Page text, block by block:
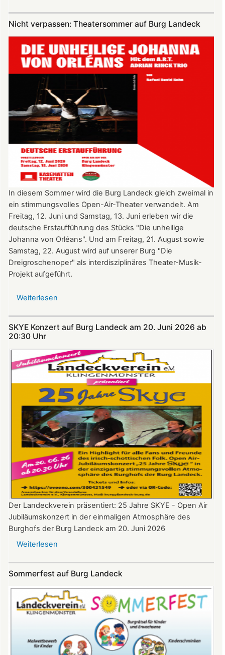
4.
2026
nach
Freiburg
Nicht verpassen: Theatersommer auf Burg Landeck
In diesem Sommer wird die Burg Landeck gleich zweimal in
ein stimmungsvolles Open-Air-Theater verwandelt. Am
Freitag, 12. Juni und Samstag, 13. Juni erleben wir die
deutsche Erstaufführung des Stücks "Die unheilige
Johanna von Orléans". Und am Freitag, 21. August sowie
Samstag, 22. August wird auf unserer Burg "Die
Dreigroschenoper" als interdisziplinäres Theater-Musik-
Projekt aufgeführt.
Weiterlesen
Theatersommer
Burg
Landeck
SKYE Konzert auf Burg Landeck am 20. Juni 2026 ab
20:30 Uhr​​​​​​​​​​​​​​
Der Landeckverein präsentiert: 25 Jahre SKYE - Open Air
Jubiläumskonzert in der einmaligen Atmosphäre des
Burghofs der Burg Landeck am 20. Juni 2026
Weiterlesen
auf
Burg
Landeck
am
Juni
2026
Sommerfest auf Burg Landeck